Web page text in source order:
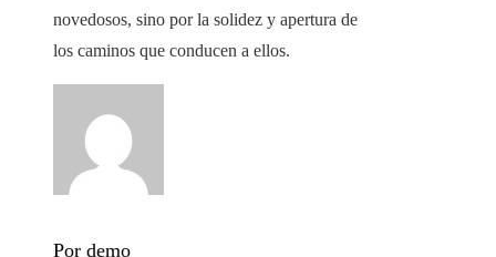
novedosos, sino por la solidez y apertura de
los caminos que conducen a ellos.
Por demo